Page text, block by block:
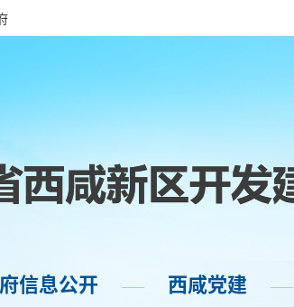
信息公开 —— 西咸党建 ——